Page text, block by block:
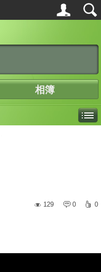
相簿
129
0 0